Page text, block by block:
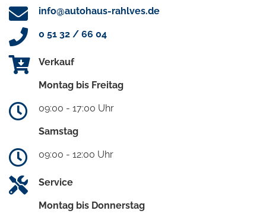
info@autohaus-rahlves.de
0 51 32 / 66 04
Verkauf
Montag bis Freitag
09:00 - 17:00 Uhr
Samstag
09:00 - 12:00 Uhr
Service
Montag bis Donnerstag